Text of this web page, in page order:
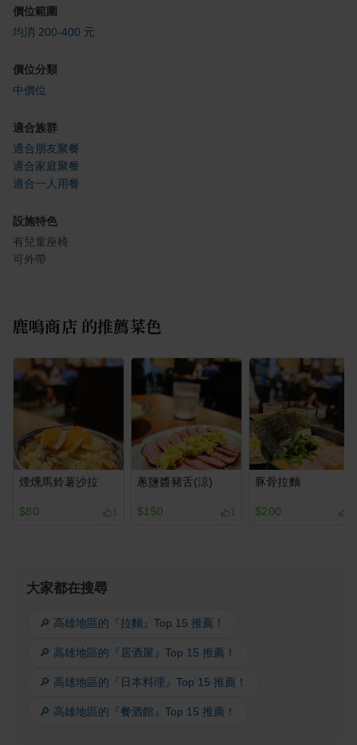
價位範圍
均消 200-400 元
價位分類
中價位
適合族群
適合朋友聚餐
適合家庭聚餐
適合一人用餐
設施特色
有兒童座椅
可外帶
鹿鳴商店的推薦菜色
煙燻馬鈴薯沙拉
$80
蔥鹽醬豬舌(涼)
$150
豚骨拉麵
$200
大家都在搜尋
🔎 高雄地區的『拉麵』Top 15 推薦！
🔎 高雄地區的『居酒屋』Top 15 推薦！
🔎 高雄地區的『日本料理』Top 15 推薦！
🔎 高雄地區的『餐酒館』Top 15 推薦！